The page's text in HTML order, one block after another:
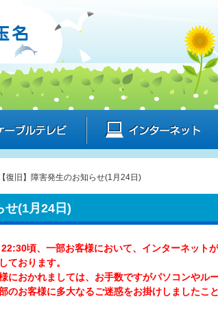
ケーブルテレビ
復旧】障害発生のお知らせ(1月24日)
せ(1月24日)
頃、一部お客様において、インターネット
ております。
におかれましては、お手数ですがパソコンやル
のお客様に多大なるご迷惑をお掛けしましたこ